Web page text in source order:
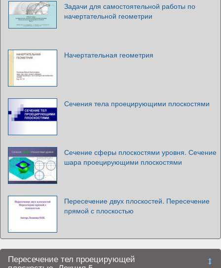
Задачи для самостоятельной работы по
начертательной геометрии
Начертательная геометрия
Сечения тела проецирующими плоскостями
Сечение сферы плоскостями уровня. Сечение
шара проецирующими плоскостями
Пересечение двух плоскостей. Пересечение
прямой с плоскостью
Пересечение тел проецирующей